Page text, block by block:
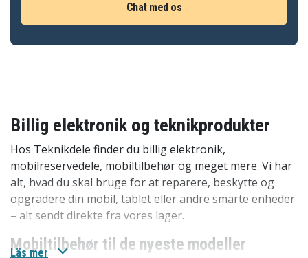
Chat med os
Billig elektronik og teknikprodukter
Hos Teknikdele finder du billig elektronik,
mobilreservedele, mobiltilbehør og meget mere. Vi har
alt, hvad du skal bruge for at reparere, beskytte og
opgradere din mobil, tablet eller andre smarte enheder
– alt sendt direkte fra vores lager.
Mobiltilbehør til de nyeste modeller
Läs mer